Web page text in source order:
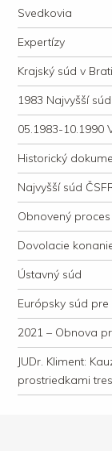
Svedkovia
Expertízy
Krajský súd v
1983 Najvyšší
05.1983-10.1990
Historický
Najvyšší súd
Obnovený
Dovolacie
Ústavný súd
Európsky súd
2021 – Obnova
JUDr. Kliment:
prostriedkami